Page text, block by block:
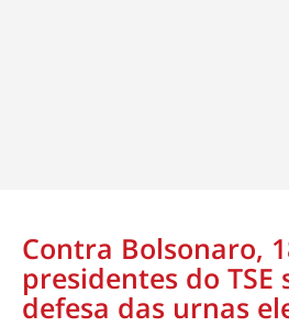
Contra Bolsonaro,
presidentes do TSE
defesa das urnas